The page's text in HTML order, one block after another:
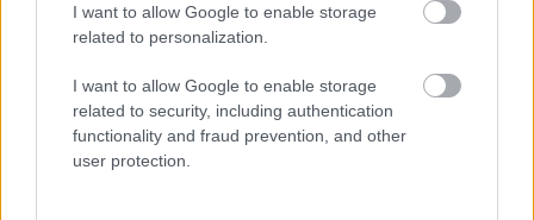
I want to allow Google to enable storage
related to personalization.
I want to allow Google to enable storage
related to security, including authentication
functionality and fraud prevention, and other
user protection.